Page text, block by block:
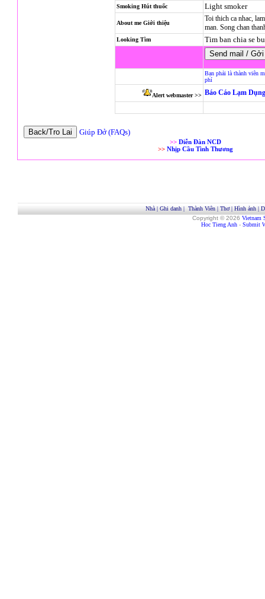
Smoking Hút thuốc Light smoker
About me Giới thiệu
Toi thich ca nhac,
man. Song chan
Looking Tìm Tim ban chia se
Bạn phải là thành viên
phí
Alert webmaster >> Báo Cáo Lạm
Giúp Đở (FAQs)
>> Diễn Đàn NCD
>> Nhịp Cầu Tình Thương
Nhà| Ghi danh| Thành Viên| Thơ| Hình ảnh|
Copyright © 2026 Vietnam
Hoc Tieng Anh - Submit